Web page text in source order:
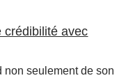
crédibilité avec
non seulement de son